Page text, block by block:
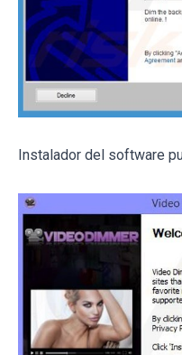
Instalador del software